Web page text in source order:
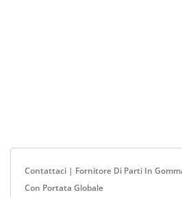
Contattaci | Fornitore Di Parti In
Con Portata Globale